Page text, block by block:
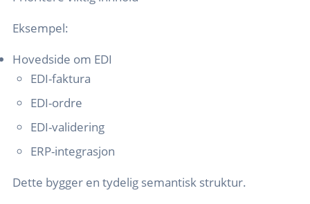
Eksempel:
Hovedside om EDI
EDI-faktura
EDI-ordre
EDI-validering
ERP-integrasjon
Dette bygger en tydelig semantisk struktur.